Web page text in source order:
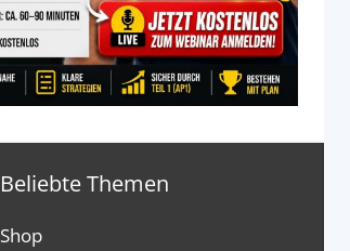
Beliebte Themen
Shop